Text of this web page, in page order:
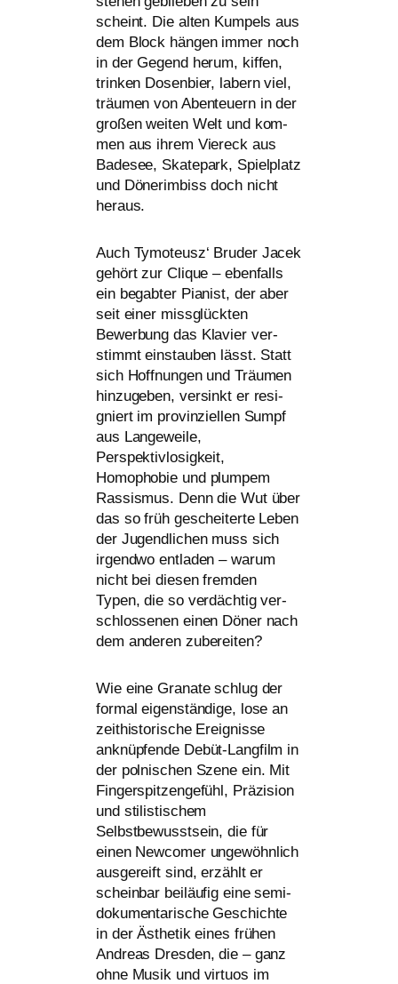
scheint. Die alten Kumpels aus
dem Block hän­gen immer noch
in der Gegend her­um, kif­fen,
trin­ken Dosenbier, labern viel,
träu­men von Abenteuern in der
gro­ßen wei­ten Welt und kom­
men aus ihrem Viereck aus
Badesee, Skatepark, Spielplatz
und Dönerimbiss doch nicht
heraus.
Auch Tymoteusz‘ Bruder Jacek
gehört zur Clique – eben­falls
ein begab­ter Pianist, der aber
seit einer miss­glück­ten
Bewerbung das Klavier ver­
stimmt ein­stau­ben lässt. Statt
sich Hoffnungen und Träumen
hin­zu­ge­ben, ver­sinkt er resi­
gniert im pro­vin­zi­el­len Sumpf
aus Langeweile,
Perspektivlosigkeit,
Homophobie und plum­pem
Rassismus. Denn die Wut über
das so früh geschei­ter­te Leben
der Jugendlichen muss sich
irgend­wo ent­la­den – war­um
nicht bei die­sen frem­den
Typen, die so ver­däch­tig ver­
schlos­se­nen einen Döner nach
dem ande­ren zubereiten?
Wie eine Granate schlug der
for­mal eigen­stän­di­ge, lose an
zeit­his­to­ri­sche Ereignisse
anknüp­fen­de Debüt-Langfilm in
der pol­ni­schen Szene ein. Mit
Fingerspitzengefühl, Präzision
und sti­lis­ti­schem
Selbstbewusstsein, die für
einen Newcomer unge­wöhn­lich
aus­ge­reift sind, erzählt er
schein­bar bei­läu­fig eine semi­
do­ku­men­ta­ri­sche Geschichte
in der Ästhetik eines frü­hen
Andreas Dresden, die – ganz
ohne Musik und vir­tu­os im